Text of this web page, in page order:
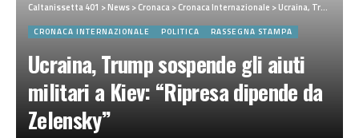
Caltanissetta 401 >News>Cronaca>Cronaca Internazionale >Ucraina, Trump sospende gli aiuti militari a Kiev: “Ripresa dipende da Zelensky”
CRONACA INTERNAZIONALE POLITICA RASSEGNA STAMPA
Ucraina, Trump sospende gli aiuti
militari a Kiev: “Ripresa dipende da
Zelensky”